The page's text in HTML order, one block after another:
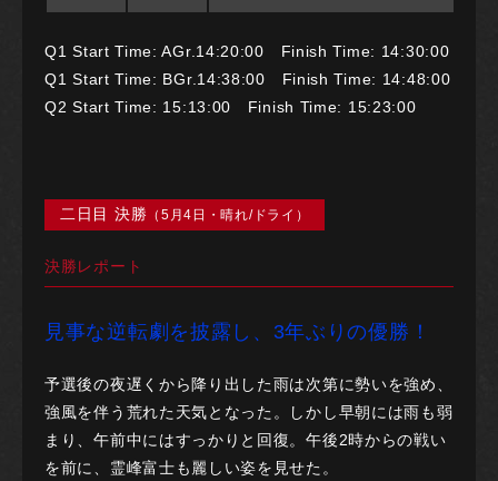
Q1 Start Time: AGr.14:20:00 Finish Time: 14:30:00
Q1 Start Time: BGr.14:38:00 Finish Time: 14:48:00
Q2 Start Time: 15:13:00 Finish Time: 15:23:00
二日目 決勝 （5月4日・晴れ/ドライ）
決勝レポート
見事な逆転劇を披露し、3年ぶりの優勝！
予選後の夜遅くから降り出した雨は次第に勢いを強め、
強風を伴う荒れた天気となった。しかし早朝には雨も弱
まり、午前中にはすっかりと回復。午後2時からの戦い
を前に、霊峰富士も麗しい姿を見せた。